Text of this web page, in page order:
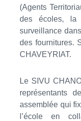
(Agents
des écoles, la
surveillance
des fournitures.
CHAVEYRIAT.
Le SIVU
représentants
assemblée qui
l’école en